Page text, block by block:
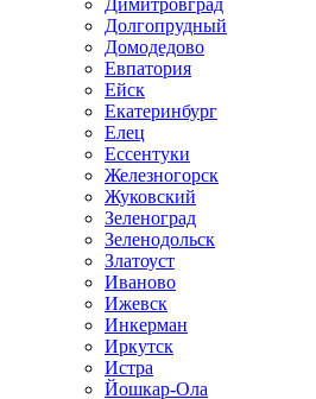
Димитровград
Долгопрудный
Домодедово
Евпатория
Ейск
Екатеринбург
Елец
Ессентуки
Железногорск
Жуковский
Зеленоград
Зеленодольск
Златоуст
Иваново
Ижевск
Инкерман
Иркутск
Истра
Йошкар-Ола